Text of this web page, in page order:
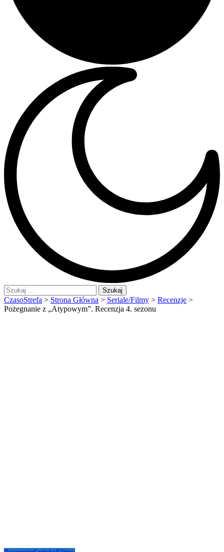
Szukaj:
CzasoStrefa > Strona Główna > Seriale/Filmy > Recenzje >
Pożegnanie z „Atypowym”. Recenzja 4. sezonu